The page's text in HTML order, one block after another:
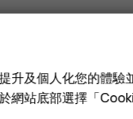
升及個人化您的體
網站底部選擇「